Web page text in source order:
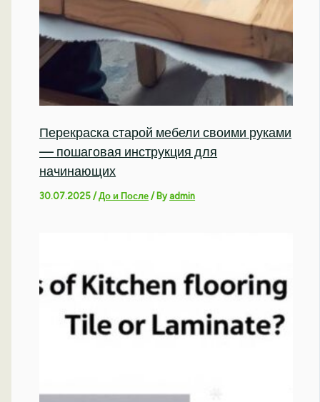
Перекраска старой мебели своими руками
— пошаговая инструкция для
начинающих
30.07.2025/До и После / Byadmin